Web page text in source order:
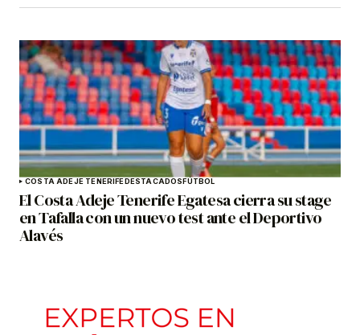
COSTA ADEJE TENERIFEDESTACADOSFÚTBOL
El Costa Adeje Tenerife Egatesa cierra su stage
en Tafalla con un nuevo test ante el Deportivo
Alavés